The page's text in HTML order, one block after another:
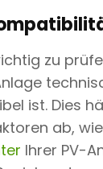
zu
ist. Dies
ab,
Ihrer PV-